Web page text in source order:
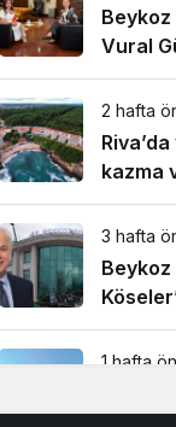
Beykoz
Vural
2 hafta
kazma
3 hafta
Beykoz
ediyor!
1 hafta